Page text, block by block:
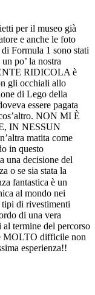
per il museo già
e anche le foto
Formula 1 sono stati
po’ la nostra
RIDICOLA è
gli occhiali allo
di Lego della
essere pagata
NON MI È
IN NESSUN
matita come
in questo
una decisione del
o se sia stata la
fantastica è un
al mondo nei
di rivestimenti
di una vera
termine del percorso
MOLTO difficile non
esperienza!!